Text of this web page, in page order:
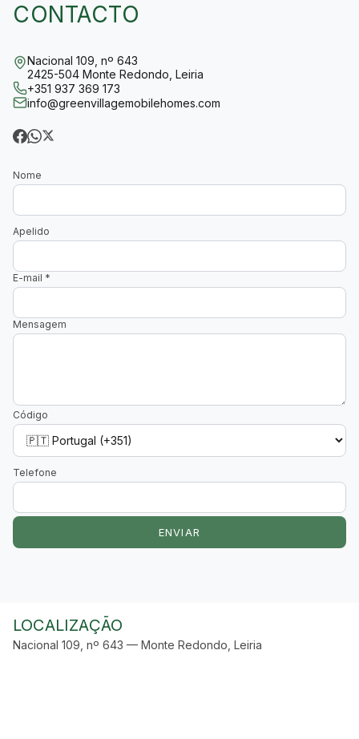
CONTACTO
Nacional 109, nº 643
2425-504 Monte Redondo, Leiria
+351 937 369 173
info@greenvillagemobilehomes.com
Nome
Apelido
E-mail *
Mensagem
Código
Telefone
ENVIAR
LOCALIZAÇÃO
Nacional 109, nº 643 — Monte Redondo, Leiria